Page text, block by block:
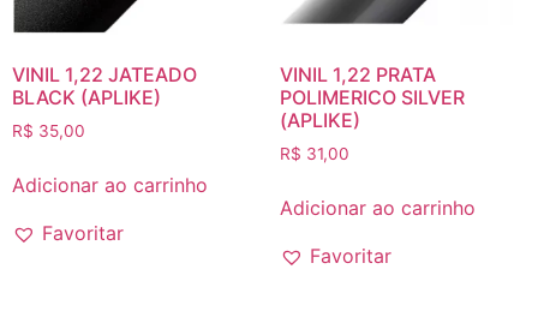
VINIL 1,22 JATEADO
BLACK (APLIKE)
R$ 35,00
Adicionar ao carrinho
Favoritar
VINIL 1,22 PRATA
POLIMERICO SILVER
(APLIKE)
R$ 31,00
Adicionar ao carrinho
Favoritar